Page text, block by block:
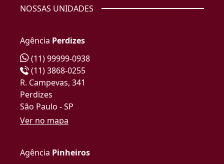
NOSSAS UNIDADES
Agência Perdizes
(11) 99999-0938
(11) 3868-0255
R. Campevas, 341
Perdizes
São Paulo - SP
Ver no mapa
Agência Pinheiros